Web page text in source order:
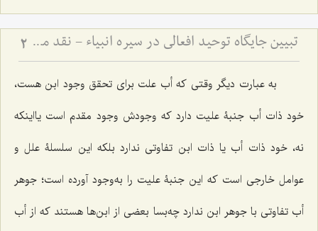
تبیین جایگاه توحید افعالی در سیره انبیاء - نقد مدعیان دروغین و ضرورت خروج از خودپرستی 2
به عبارت دیگر وقتی که أب علت برای تحقق وجود ابن هست،
خود ذات أب جنبۀ علیت دارد که وجودش وجود مقدم است یااینکه
نه، خود ذات أب یا ذات ابن تفاوتی ندارد بلکه این سلسلۀ علل و
عوامل خارجی است که این جنبۀ علیت را به‌وجود آورده است؛ جوهر
أب تفاوتی با جوهر ابن ندارد چه‌بسا بعضی از ابن‌ها هستند که از أب